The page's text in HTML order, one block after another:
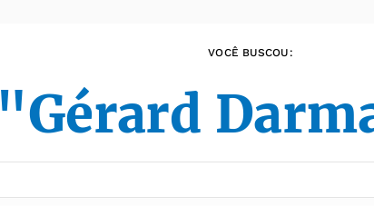
VOCÊ BUSCOU:
"Gérard